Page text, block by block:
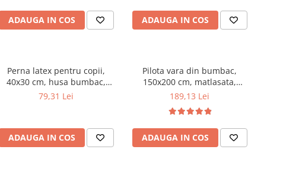
ADAUGA IN COS ADAUGA IN COS
Perna latex pentru copii,
40x30 cm, husa bumbac,
antialergenica,
79,31 Lei
ADAUGA IN COS
Pilota vara din bumbac,
150x200 cm, matlasata,
umplutura bilute siliconizate,
90°C, alb
189,13 Lei
ADAUGA IN COS